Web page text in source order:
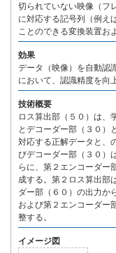
切られていない映像（フ
に対応する記号列（例え
ことのできる変換装置お
効果
データ（映像）を自動認
において、認識精度を向
技術概要
ロス算出部（５０）は、
とデコーダー部（３０）
対応する正解データと、
びデコーダー部（３０）
らに、第２エンコーダー
成する。第２ロス算出部
ダー部（６０）の出力か
および第２エンコーダー
整する。
イメージ図